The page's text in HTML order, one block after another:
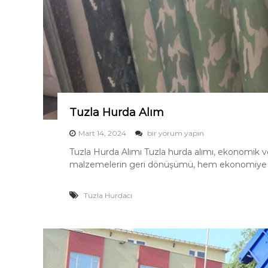
a
m
m
Tuzla Hurda Alım
Mart 14, 2024
T
z
l
a
A
bir yorum yapın
Tuzla Hurda Alımı Tuzla hurda alımı,
malzemelerin geri dönüşümü, hem ekonomiye
Tuzla Hurdacı